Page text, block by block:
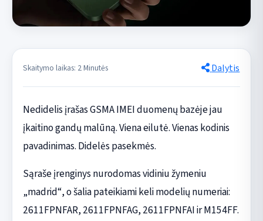
Skaitymo laikas: 2 Minutės Dalytis
Nedidelis įrašas GSMA IMEI duomenų bazėje jau
įkaitino gandų malūną. Viena eilutė. Vienas kodinis
pavadinimas. Didelės pasekmės.
Sąraše įrenginys nurodomas vidiniu žymeniu
„madrid“, o šalia pateikiami keli modelių numeriai:
2611FPNFAR, 2611FPNFAG, 2611FPNFAI ir M154FF.